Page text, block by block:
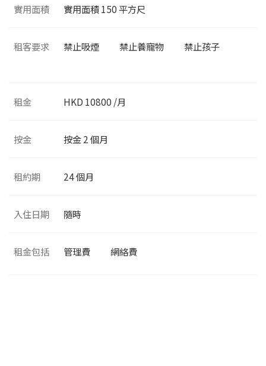
實用面積 實用面積150平方尺
租客要求 禁止吸煙 禁止養寵物 禁止孩子
租金 HKD 10800 /月
按金 按金 2 個月
租約期 24 個月
入住日期 隨時
租金包括 管理費 網絡費